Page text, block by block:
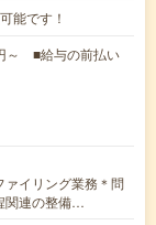
能です！
～ ■給与の前払い
ァイリング業務＊問
関連の整備…